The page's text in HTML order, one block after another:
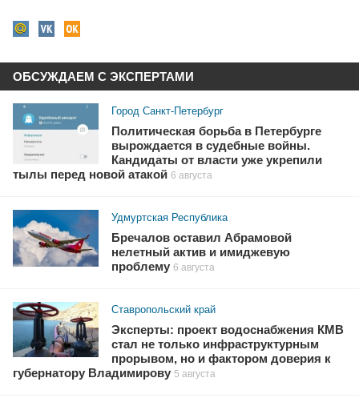
ОБСУЖДАЕМ С ЭКСПЕРТАМИ
Город Санкт-Петербург
Политическая борьба в Петербурге
вырождается в судебные войны.
Кандидаты от власти уже укрепили
тылы перед новой атакой 6 августа
Удмуртская Республика
Бречалов оставил Абрамовой
нелетный актив и имиджевую
проблему 6 августа
Ставропольский край
Эксперты: проект водоснабжения КМВ
стал не только инфраструктурным
прорывом, но и фактором доверия к
губернатору Владимирову 5 августа